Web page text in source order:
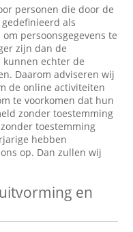
personen die door de
als
persoonsgegevens te
zijn dan de
echter de
Daarom adviseren wij
de online activiteiten
te voorkomen dat hun
zonder toestemming
toestemming
hebben
op. Dan zullen wij
en